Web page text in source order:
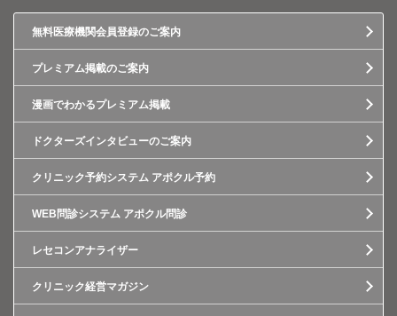
無料医療機関会員登録のご案内
プレミアム掲載のご案内
漫画でわかるプレミアム掲載
ドクターズインタビューのご案内
クリニック予約システム アポクル予約
WEB問診システム アポクル問診
レセコンアナライザー
クリニック経営マガジン